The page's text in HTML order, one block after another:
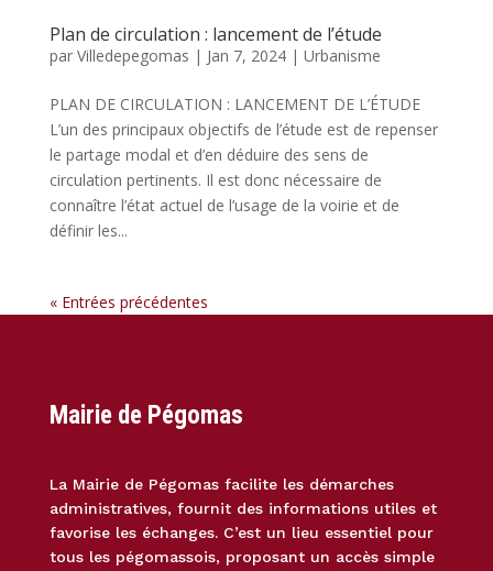
Plan de circulation : lancement de l’étude
par Villedepegomas | Jan 7, 2024| Urbanisme
PLAN DE CIRCULATION : LANCEMENT DE L’ÉTUDE
L’un des principaux objectifs de l’étude est de repenser
le partage modal et d’en déduire des sens de
circulation pertinents. Il est donc nécessaire de
connaître l’état actuel de l’usage de la voirie et de
définir les...
« Entrées précédentes
Mairie de Pégomas
La Mairie de Pégomas facilite les démarches
administratives, fournit des informations utiles et
favorise les échanges. C’est un lieu essentiel pour
tous les pégomassois, proposant un accès simple